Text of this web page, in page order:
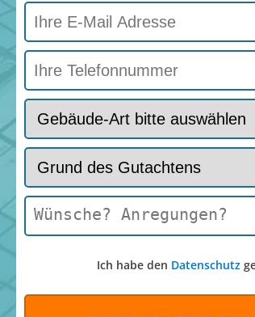
Ich habe den Datenschutz